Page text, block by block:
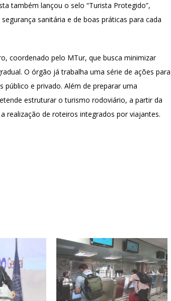
também lançou o selo “Turista Protegido”,
sanitária e de boas práticas para cada
coordenado pelo MTur, que busca minimizar
O órgão já trabalha uma série de ações para
e privado. Além de preparar uma
estruturar o turismo rodoviário, a partir da
realização de roteiros integrados por viajantes.